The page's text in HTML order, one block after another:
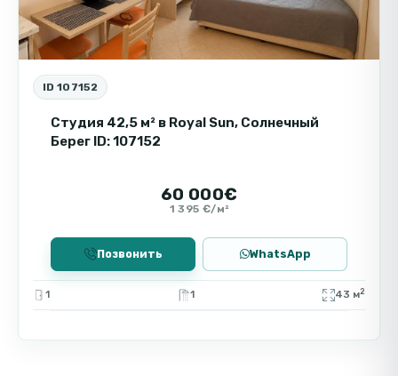
ID 107152
Студия 42,5 м² в Royal Sun, Солнечный
Берег ID: 107152
60 000€
1 395 €/м²
Позвонить WhatsApp
1 1 43 м2